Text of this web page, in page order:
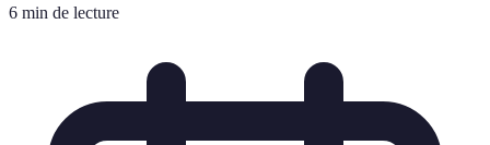
6 min de lecture